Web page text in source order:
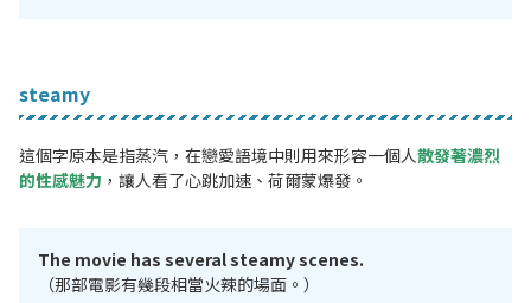
steamy
這個字原本是指蒸汽，在戀愛語境中則用來形容一個人散發著濃烈
的性感魅力 ，讓人看了心跳加速、荷爾蒙爆發。
The movie has several steamy scenes.
（那部電影有幾段相當火辣的場面。）